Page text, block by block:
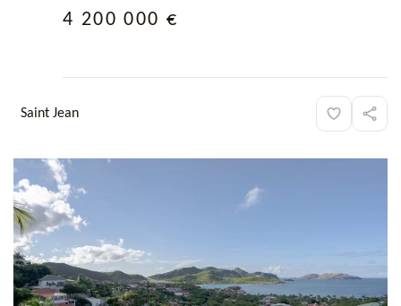
4 200 000 €
Saint Jean